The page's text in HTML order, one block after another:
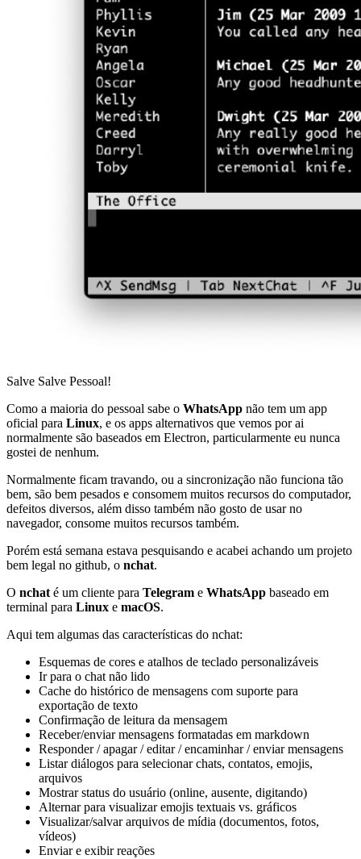
Salve Salve Pessoal!
Como a maioria do pessoal sabe o WhatsApp não tem um app
oficial para Linux, e os apps alternativos que vemos por ai
normalmente são baseados em Electron, particularmente eu nunca
gostei de nenhum.
Normalmente ficam travando, ou a sincronização não funciona tão
bem, são bem pesados e consomem muitos recursos do computador,
defeitos diversos, além disso também não gosto de usar no
navegador, consome muitos recursos também.
Porém está semana estava pesquisando e acabei achando um projeto
bem legal no github, o nchat.
O nchaté um cliente para Telegram e WhatsApp baseado em
terminal para Linux e macOS.
Aqui tem algumas das características do nchat:
Esquemas de cores e atalhos de teclado personalizáveis
Ir para o chat não lido
Cache do histórico de mensagens com suporte para
exportação de texto
Confirmação de leitura da mensagem
Receber/enviar mensagens formatadas em markdown
Responder / apagar / editar / encaminhar / enviar mensagens
Listar diálogos para selecionar chats, contatos, emojis,
arquivos
Mostrar status do usuário (online, ausente, digitando)
Alternar para visualizar emojis textuais vs. gráficos
Visualizar/salvar arquivos de mídia (documentos, fotos,
vídeos)
Enviar e exibir reações